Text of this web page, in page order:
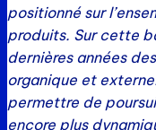
positionné sur
produits. Sur cette
dernières années
organique et
permettre de
encore plus